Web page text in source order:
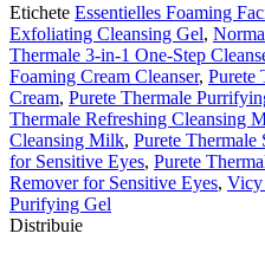
Etichete Essentielles Foaming
Exfoliating Cleansing Gel,
Thermale 3-in-1 One-Step
Foaming Cream Cleanser, Purete
Cream, Purete Thermale
Thermale Refreshing Cleansing
Cleansing Milk, Purete Thermale
for Sensitive Eyes, Purete
Remover for Sensitive Eyes, Vicy
Purifying Gel
Distribuie